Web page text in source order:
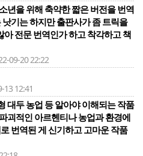
년을 위해 축약한 짧은 버전을 번역
기는 하지만 출판사가 좀 트릭을
아 전문 번역인가 하고 착각하고 책
09-20 22:22
12:41
대두 농업 등 알아야 이해되는 작품
괴적인 아르헨티나 농업과 환경에
번역된 게 신기하고 고마운 작품